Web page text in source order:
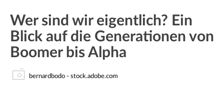
Wer sind wir eigentlich? Ein
Blick auf die Generationen von
Boomer bis Alpha
bernardbodo - stock.adobe.com